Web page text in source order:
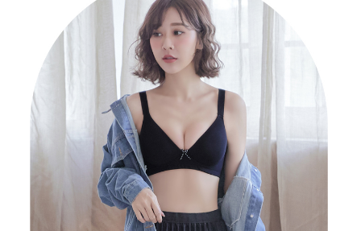
４．使用「AFTEE先享後付」時，將依據個別帳號之用戶狀況，依本公司即
時審查核予不同之上限額度；若仍有額度不足之情形，本公司將視審查結果
請求用戶進行身份認證。
５．嚴禁一人註冊多個帳號或使用他人資訊註冊。若發現惡意使用之情形，
恩沛科技股份有限公司將有權停止該用戶之使用額度並採取法律行動。
付款後7-11取貨
每筆NT$80，滿NT$799(含以上)免運費
7-11取貨(快速到店)
每筆NT$90
宅配/離島不配送
每筆NT$80，滿NT$890(含以上)免運費
國家/地區配送